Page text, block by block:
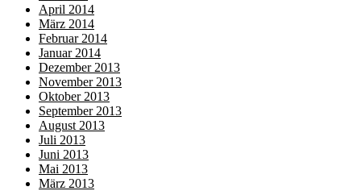
April 2014
März 2014
Februar 2014
Januar 2014
Dezember 2013
November 2013
Oktober 2013
September 2013
August 2013
Juli 2013
Juni 2013
Mai 2013
März 2013